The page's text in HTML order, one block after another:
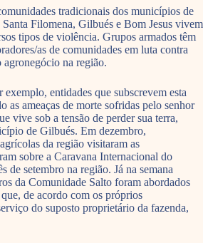
tradicionais dos municípios de
Filomena, Gilbués e Bom Jesus vivem
tipos de violência. Grupos armados têm
as de comunidades em luta contra
agronegócio na região.
entidades que subscrevem esta
as ameaças de morte sofridas pelo senhor
vive sob a tensão de perder sua terra,
de Gilbués. Em dezembro,
da região visitaram as
sobre a Caravana Internacional do
de setembro na região. Já na semana
da Comunidade Salto foram abordados
de acordo com os próprios
do suposto proprietário da fazenda,